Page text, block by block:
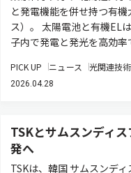
と発電機能を併せ持つ有
ス）。 太陽電池と有機EL
子内で発電と発光を高効率
PICK UP ニュース 光関連技術
2026.04.28
TSKとサムスンディ
発へ
TSKは、韓国 サムスンデ